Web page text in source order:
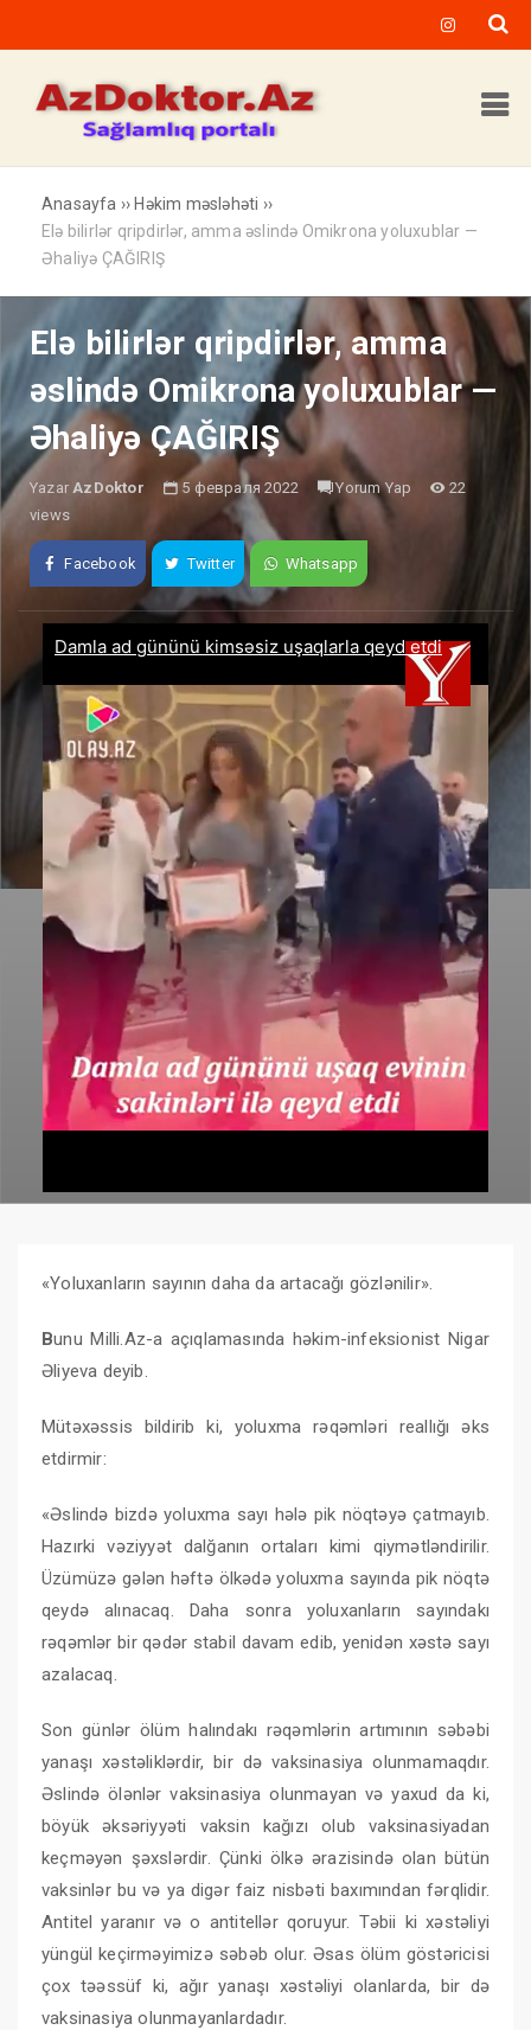
Anasayfa ›› Həkim məsləhəti ››
Elə bilirlər qripdirlər, amma əslində Omikrona yoluxublar —
Əhaliyə ÇAĞIRIŞ
Elə bilirlər qripdirlər, amma
əslində Omikrona yoluxublar —
Əhaliyə ÇAĞIRIŞ
Yazar AzDoktor 5 февраля 2022 Yorum Yap
22
views
Facebook Twitter Whatsapp
«Yoluxanların sayının daha da artacağı gözlənilir».
Bunu Milli.Az-a açıqlamasında həkim-infeksionist Nigar
Əliyeva deyib.
Mütəxəssis bildirib ki, yoluxma rəqəmləri reallığı əks
etdirmir:
«Əslində bizdə yoluxma sayı hələ pik nöqtəyə çatmayıb.
Hazırki vəziyyət dalğanın ortaları kimi qiymətləndirilir.
Üzümüzə gələn həftə ölkədə yoluxma sayında pik nöqtə
qeydə alınacaq. Daha sonra yoluxanların sayındakı
rəqəmlər bir qədər stabil davam edib, yenidən xəstə sayı
azalacaq.
Son günlər ölüm halındakı rəqəmlərin artımının səbəbi
yanaşı xəstəliklərdir, bir də vaksinasiya olunmamaqdır.
Əslində ölənlər vaksinasiya olunmayan və yaxud da ki,
böyük əksəriyyəti vaksin kağızı olub vaksinasiyadan
keçməyən şəxslərdir. Çünki ölkə ərazisində olan bütün
vaksinlər bu və ya digər faiz nisbəti baxımından fərqlidir.
Antitel yaranır və o antitellər qoruyur. Təbii ki xəstəliyi
yüngül keçirməyimizə səbəb olur. Əsas ölüm göstəricisi
çox təəssüf ki, ağır yanaşı xəstəliyi olanlarda, bir də
vaksinasiya olunmayanlardadır.